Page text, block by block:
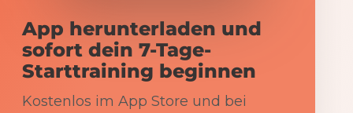
App herunterladen und
sofort dein 7-Tage-
Starttraining beginnen
Kostenlos im App Store und bei